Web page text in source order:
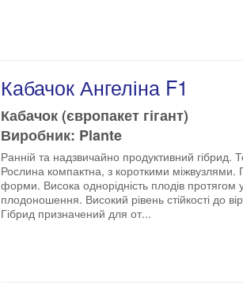
Кабачок Ангеліна F1
Кабачок (європакет гігант)
Виробник: Plante
Ранній та надзвичайно продуктивний гібрид.
Рослина компактна, з короткими міжвузлями.
форми. Висока однорідність плодів
плодоношення. Високий рівень стійкості до
Гібрид призначений для от...